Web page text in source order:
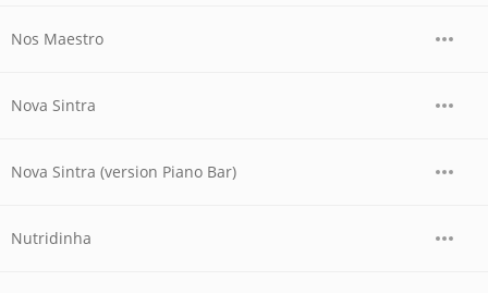
Nos Maestro
Nova Sintra
Nova Sintra (version Piano Bar)
Nutridinha